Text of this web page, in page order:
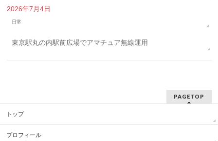
2026年7月4日
日常
東京駅丸の内駅前広場でアマチュア無線運用
PAGETOP
トップ
プロフィール